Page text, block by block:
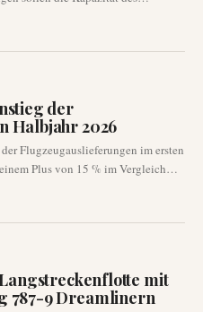
wichtiges Luftfahrtzentrum im
der
Halbjahr 2026
Flugzeugauslieferungen im ersten
Plus von 15 % im Vergleich
europäische Flugzeughersteller
Entwicklung ist entscheidend
auswirkt.
mit
787-9 Dreamlinern